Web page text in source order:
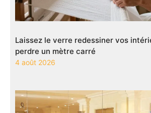
Laissez le verre redessiner vos
perdre un mètre carré
4 août 2026